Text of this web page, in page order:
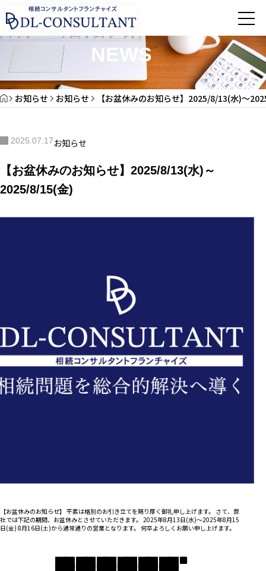
お知らせ
NEWS
お知らせ お知らせ 【お盆休みのお知らせ】2025/8/13(水)～
2025.07.17お知らせ
【お盆休みのお知らせ】2025/8/13(水)～
2025/8/15(金)
【お盆休みのお知らせ】 平素は格別のお引き立てを賜り厚く御礼申し上げます。 さて、弊
社では下記の期間、お盆休みとさせていただきます。 2025年8月13日(水)～2025年8月15
日(金) 8月16日(土)から通常通りの営業となります。 何卒よろしくお願い申し上げます。